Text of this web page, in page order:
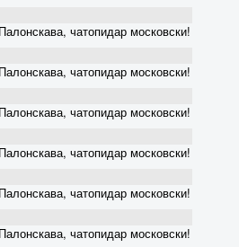
чатопидар московски!
чатопидар московски!
чатопидар московски!
чатопидар московски!
чатопидар московски!
чатопидар московски!